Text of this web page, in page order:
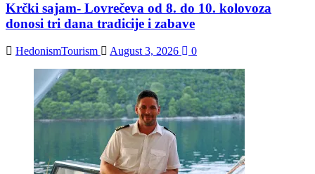
Krčki sajam- Lovrečeva od 8. do 10. kolovoza
donosi tri dana tradicije i zabave
HedonismTourism August 3, 2026 0